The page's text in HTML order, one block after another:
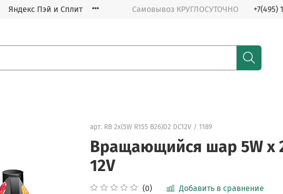
Яндекс Пэй и Сплит Самовывоз КРУГЛОСУТОЧНО +7(495)
арт. RB 2x(5W R155 B26)D2 DC12V / 1189
Вращающийся шар 5W x
12V
(0) Добавить в сравнение